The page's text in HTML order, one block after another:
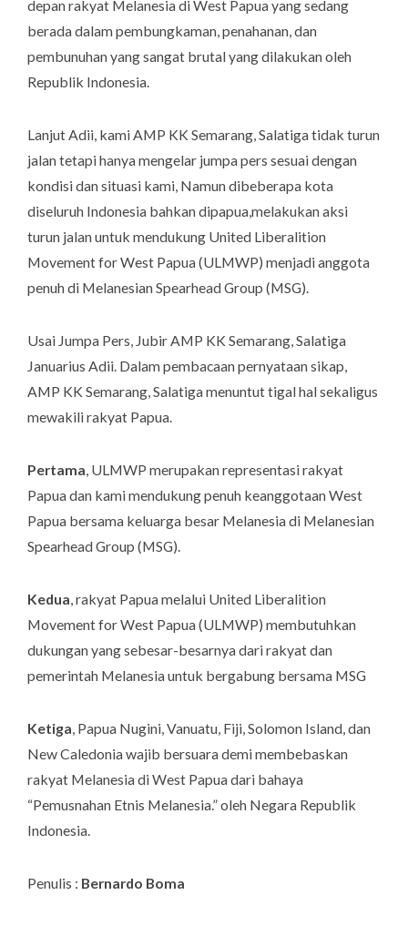
depan rakyat Melanesia di West Papua yang sedang
berada dalam pembungkaman, penahanan, dan
pembunuhan yang sangat brutal yang dilakukan oleh
Republik Indonesia.
Lanjut Adii, kami AMP KK Semarang, Salatiga tidak turun
jalan tetapi hanya mengelar jumpa pers sesuai dengan
kondisi dan situasi kami, Namun dibeberapa kota
diseluruh Indonesia bahkan dipapua,melakukan aksi
turun jalan untuk mendukung United Liberalition
Movement for West Papua (ULMWP) menjadi anggota
penuh di Melanesian Spearhead Group (MSG).
Usai Jumpa Pers, Jubir AMP KK Semarang, Salatiga
Januarius Adii. Dalam pembacaan pernyataan sikap,
AMP KK Semarang, Salatiga menuntut tigal hal sekaligus
mewakili rakyat Papua.
Pertama, ULMWP merupakan representasi rakyat
Papua dan kami mendukung penuh keanggotaan West
Papua bersama keluarga besar Melanesia di Melanesian
Spearhead Group (MSG).
Kedua, rakyat Papua melalui United Liberalition
Movement for West Papua (ULMWP) membutuhkan
dukungan yang sebesar-besarnya dari rakyat dan
pemerintah Melanesia untuk bergabung bersama MSG
Ketiga, Papua Nugini, Vanuatu, Fiji, Solomon Island, dan
New Caledonia wajib bersuara demi membebaskan
rakyat Melanesia di West Papua dari bahaya
“Pemusnahan Etnis Melanesia.” oleh Negara Republik
Indonesia.
Penulis : Bernardo Boma